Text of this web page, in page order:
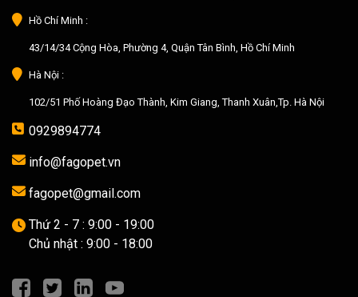
Hồ Chí Minh :
43/14/34 Cộng Hòa, Phường 4, Quận Tân Bình, Hồ Chí Minh
Hà Nội :
102/51 Phố Hoàng Đạo Thành, Kim Giang, Thanh Xuân,Tp. Hà Nội
0929894774
info@fagopet.vn
fagopet@gmail.com
Thứ 2 - 7 : 9:00 - 19:00
Chủ nhật : 9:00 - 18:00